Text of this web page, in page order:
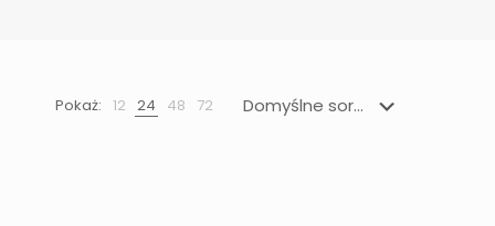
Pokaż: 12 24 48 72